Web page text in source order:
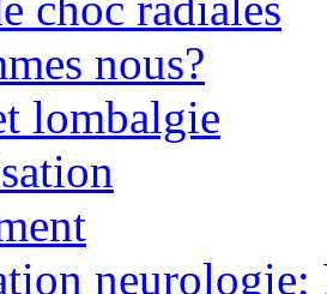
nous?
lombalgie